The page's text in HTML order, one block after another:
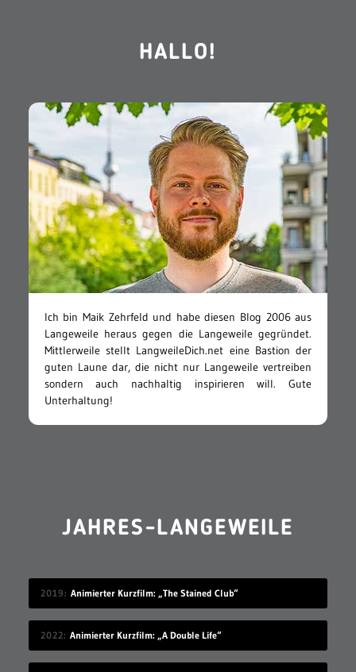
HALLO!
Ich bin Maik Zehrfeld und habe diesen Blog 2006 aus
Langeweile heraus gegen die Langeweile gegründet.
Mittlerweile stellt LangweileDich.net eine Bastion der
guten Laune dar, die nicht nur Langeweile vertreiben
sondern auch nachhaltig inspirieren will. Gute
Unterhaltung!
JAHRES-LANGEWEILE
2019 Animierter Kurzfilm: „The Stained Club“
2022 Animierter Kurzfilm: „A Double Life“